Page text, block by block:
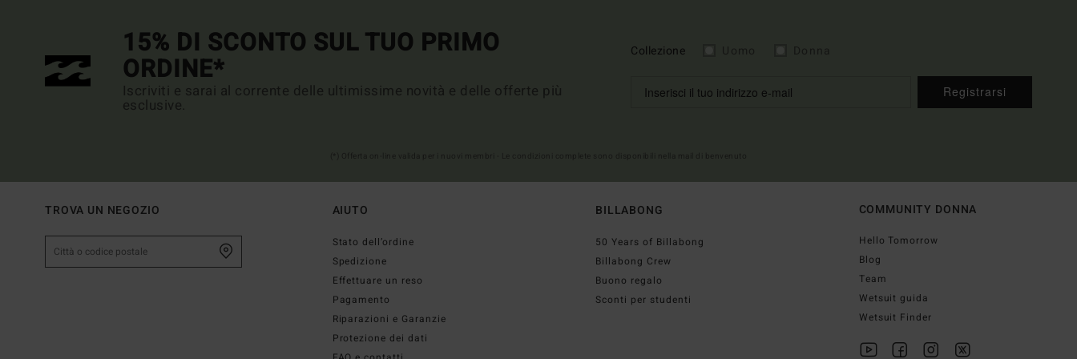
15% DI SCONTO SUL TUO PRIMO
ORDINE*
Iscriviti e sarai al corrente delle ultimissime novità e delle offerte più
esclusive.
Collezione
Registrarsi
TROVA UN NEGOZIO AIUTO
Stato dell’ordine
Spedizione
Effettuare un reso
Pagamento
Riparazioni e Garanzie
Protezione dei dati
BILLABONG
50 Years of Billabong
Billabong Crew
Buono regalo
Sconti per studenti
COMMUNITY DONNA
Hello Tomorrow
Blog
Team
Wetsuit guida
Wetsuit Finder